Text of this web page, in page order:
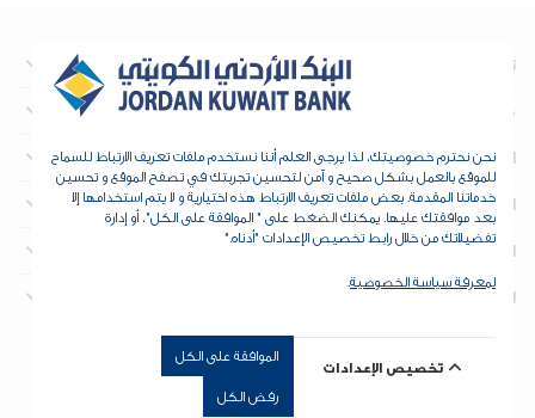
نبذة عن البنك
معلومات تهم المستثمرين
العقارات
الخزينة والمؤسسات المالية
الأدوات والدعم
للتواصل
حقوق الطبع والنشر © 2026 البنك الأردني الكويتي - جميع الحقوق
نحن نحترم خصوصيتك، لذا يرجى العلم أننا نستخدم ملفات تعريف الارتباط للسماح
للموقع بالعمل بشكل صحيح و آمن لتحسين تجربتك في تصفح الموقع و تحسين
خدماتنا المقدمة. بعض ملفات تعريف الارتباط هذه اختيارية و لا يتم استخدامها إلا
بعد موافقتك عليها. يمكنك الضغط على " الموافقة على الكل"، أو إدارة
تفضيلاتك من خلال رابط تخصيص الإعدادات "أدناه."
لمعرفة سياسة الخصوصية.
تخصيص الإعدادات
الموافقة على الكل
رفض الكل